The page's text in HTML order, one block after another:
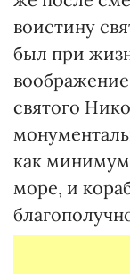
воистину
был при
святого
как
море, и